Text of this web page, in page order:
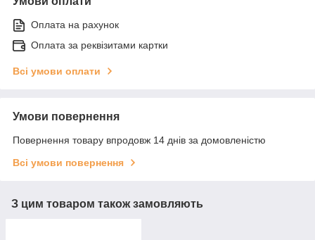
Оплата на рахунок
Оплата за реквізитами картки
Всі умови оплати
Умови повернення
Повернення товару впродовж 14 днів за домовленістю
Всі умови повернення
З цим товаром також замовляють